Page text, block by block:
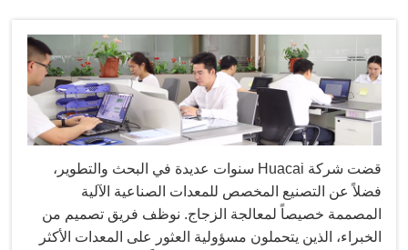
قضت شركة Huacai سنوات عديدة في البحث والتطوير،
فضلاً عن التصنيع المخصص للمعدات الصناعية الآلية
المصممة خصيصاً لمعالجة الزجاج. نوظف فريق تصميم من
الخبراء، الذين يتحملون مسؤولية العثور على المعدات الأكثر